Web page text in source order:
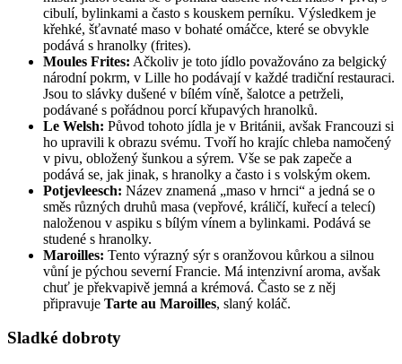
cibulí, bylinkami a často s kouskem perníku. Výsledkem je
křehké, šťavnaté maso v bohaté omáčce, které se obvykle
podává s hranolky (frites).
Moules Frites: Ačkoliv je toto jídlo považováno za belgický
národní pokrm, v Lille ho podávají v každé tradiční restauraci.
Jsou to slávky dušené v bílém víně, šalotce a petrželi,
podávané s pořádnou porcí křupavých hranolků.
Le Welsh: Původ tohoto jídla je v Británii, avšak Francouzi si
ho upravili k obrazu svému. Tvoří ho krajíc chleba namočený
v pivu, obložený šunkou a sýrem. Vše se pak zapeče a
podává se, jak jinak, s hranolky a často i s volským okem.
Potjevleesch: Název znamená „maso v hrnci“ a jedná se o
směs různých druhů masa (vepřové, králičí, kuřecí a telecí)
naloženou v aspiku s bílým vínem a bylinkami. Podává se
studené s hranolky.
Maroilles: Tento výrazný sýr s oranžovou kůrkou a silnou
vůní je pýchou severní Francie. Má intenzivní aroma, avšak
chuť je překvapivě jemná a krémová. Často se z něj
připravuje Tarte au Maroilles, slaný koláč.
Sladké dobroty